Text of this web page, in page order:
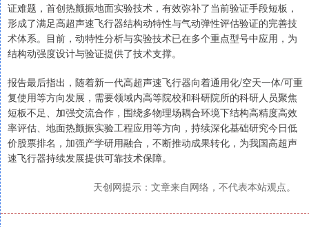
证难题，首创热颤振地面实验技术，有效弥补了当前验证手段短板，
形成了满足高超声速飞行器结构动特性与气动弹性评估验证的完善技
术体系。目前，动特性分析与实验技术已在多个重点型号中应用，为
结构动强度设计与验证提供了技术支撑。
报告最后指出，随着新一代高超声速飞行器向着通用化/空天一体/可重
复使用等方向发展，需要领域内高等院校和科研院所的科研人员聚焦
短板不足、加强交流合作，围绕多物理场耦合环境下结构高精度高效
率评估、地面热颤振实验工程应用等方向，持续深化基础研究今日低
价股票排名，加强产学研用融合，不断推动成果转化，为我国高超声
速飞行器持续发展提供可靠技术保障。
天创网提示：文章来自网络，不代表本站观点。